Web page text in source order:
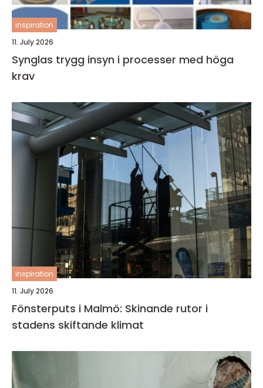
inspiration
11. July 2026
Synglas trygg insyn i processer med höga
krav
inspiration
11. July 2026
Fönsterputs i Malmö: Skinande rutor i
stadens skiftande klimat